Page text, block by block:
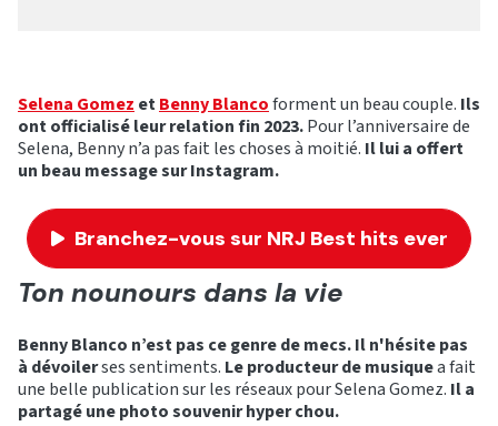
Selena Gomez etBenny Blancoforment un beau couple. Ils
ont officialisé leur relation fin 2023.Pour l’anniversaire de
Selena, Benny n’a pas fait les choses à moitié. Il lui a offert
un beau message sur Instagram.
Branchez-vous sur NRJ Best hits ever
Ton nounours dans la vie
Benny Blanco n’est pas ce genre de mecs. Il n'hésite pas
à dévoilerses sentiments. Le producteur de musiquea fait
une belle publication sur les réseaux pour Selena Gomez. Il a
partagé une photo souvenir hyper chou.